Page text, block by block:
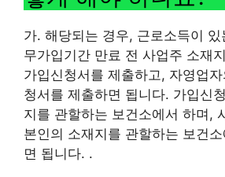
가. 해당되는 경우, 근로소득이 있
무가입기간 만료 전 사업주 소재
가입신청서를 제출하고, 자영업
청서를 제출하면 됩니다. 가입신
지를 관할하는 보건소에서 하며,
본인의 소재지를 관할하는 보건
면 됩니다. .